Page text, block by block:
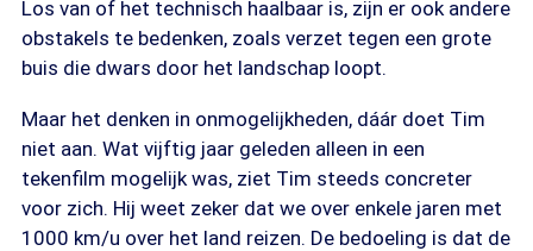
Los van of het technisch haalbaar is, zijn er ook andere
obstakels te bedenken, zoals verzet tegen een grote
buis die dwars door het landschap loopt.
Maar het denken in onmogelijkheden, dáár doet Tim
niet aan. Wat vijftig jaar geleden alleen in een
tekenfilm mogelijk was, ziet Tim steeds concreter
voor zich. Hij weet zeker dat we over enkele jaren met
1000 km/u over het land reizen. De bedoeling is dat de